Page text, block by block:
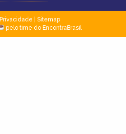
Privacidade
Sitemap
pelo time do EncontraBrasil